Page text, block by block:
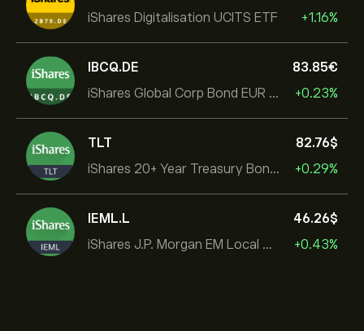
iShares Digitalisation UCITS ETF
+1.16%
IBCQ.DE
iShares Global Corp Bond EUR Hedged UCITS ETF Dist
83.85‎€‎
+0.23%
TLT
iShares 20+ Year Treasury Bond ETF
82.76‎$‎
+0.29%
IEML.L
iShares J.P. Morgan EM Local Govt Bond UCITS ETF
46.26‎$‎
+0.43%